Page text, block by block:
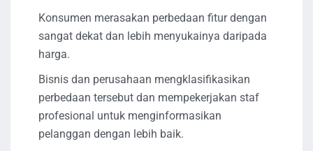
Konsumen merasakan perbedaan fitur dengan
sangat dekat dan lebih menyukainya daripada
harga.
Bisnis dan perusahaan mengklasifikasikan
perbedaan tersebut dan mempekerjakan staf
profesional untuk menginformasikan
pelanggan dengan lebih baik.